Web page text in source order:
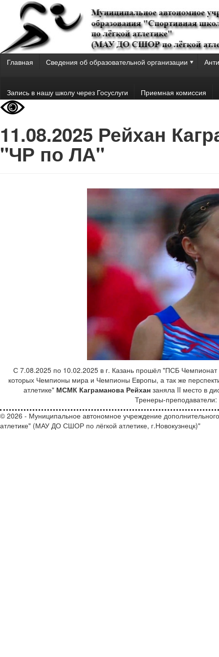
Главная Сведения об образовательной организации
Запись в нашу школу через Госуслуги Приемная комиссия
11.08.2025 Рейхан
"ЧР по ЛА"
С 7.08.2025 по 10.02.2025 в г. Казань прошёл "ПСБ Чемпионат
которых Чемпионы мира и Чемпионы Европы, а так же
атлетике" МСМК Каграманова Рейхан заняла II место в
Тренеры-преподаватели:
© 2026 - Муниципальное автономное учреждение
атлетике" (МАУ ДО СШОР по лёгкой атлетике, г.Новокузнецк)"